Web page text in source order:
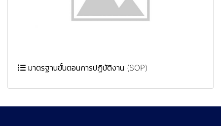
มาตรฐานขั้นตอนการปฏิบัติงาน (SOP)